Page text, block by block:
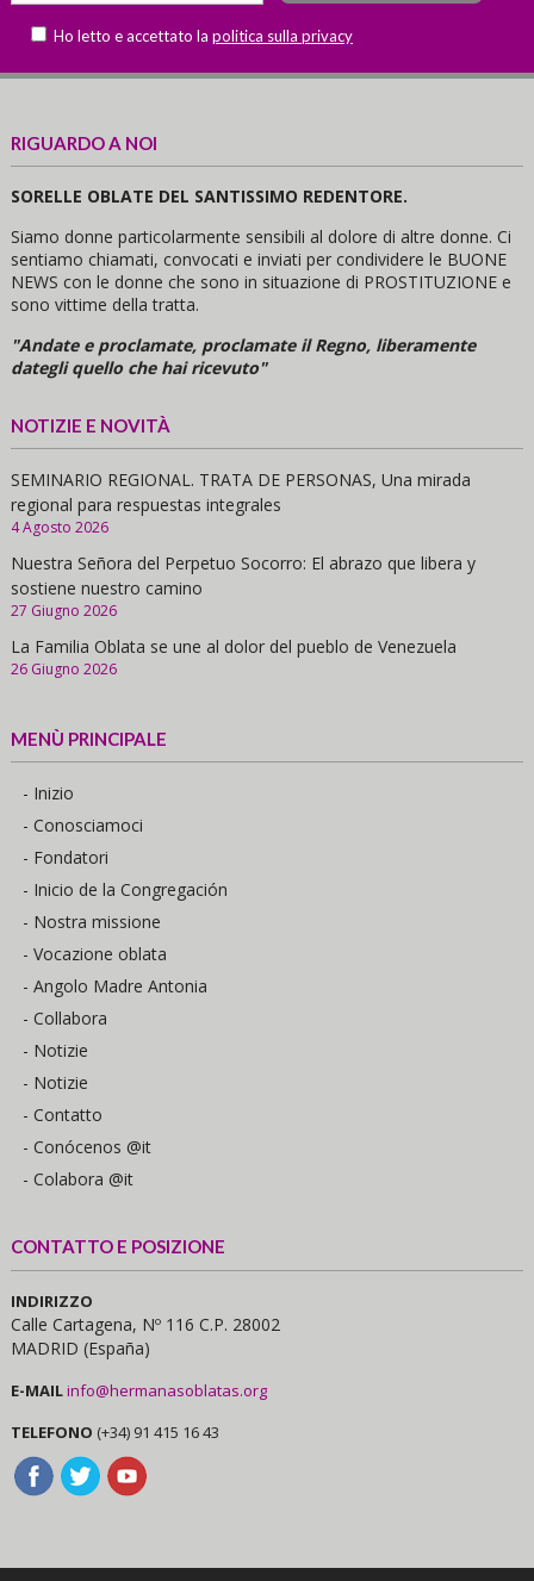
Ho letto e accettato la politica sulla privacy
RIGUARDO A NOI
SORELLE OBLATE DEL SANTISSIMO REDENTORE.
Siamo donne particolarmente sensibili al dolore di altre donne. Ci
sentiamo chiamati, convocati e inviati per condividere le BUONE
NEWS con le donne che sono in situazione di PROSTITUZIONE e
sono vittime della tratta.
"Andate e proclamate, proclamate il Regno, liberamente
dategli quello che hai ricevuto"
NOTIZIE E NOVITÀ
SEMINARIO REGIONAL. TRATA DE PERSONAS, Una mirada
regional para respuestas integrales
4 Agosto 2026
Nuestra Señora del Perpetuo Socorro: El abrazo que libera y
sostiene nuestro camino
27 Giugno 2026
La Familia Oblata se une al dolor del pueblo de Venezuela
26 Giugno 2026
MENÙ PRINCIPALE
- Inizio
- Conosciamoci
- Fondatori
- Inicio de la Congregación
- Nostra missione
- Vocazione oblata
- Angolo Madre Antonia
- Collabora
- Notizie
- Notizie
- Contatto
- Conócenos @it
- Colabora @it
CONTATTO E POSIZIONE
INDIRIZZO
Calle Cartagena, Nº 116 C.P. 28002
MADRID (España)
E-MAILinfo@hermanasoblatas.org
TELEFONO (+34) 91 415 16 43